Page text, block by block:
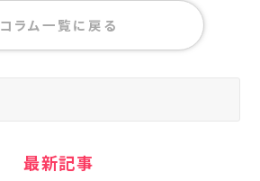
コラム一覧に戻る
最新記事